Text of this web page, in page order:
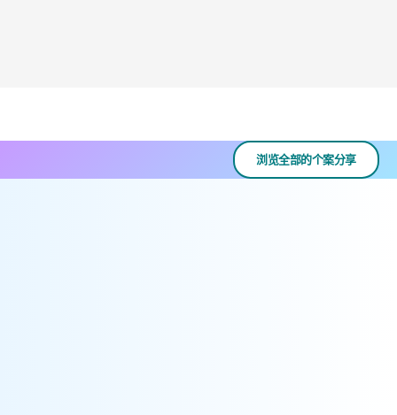
浏览全部的个案分享